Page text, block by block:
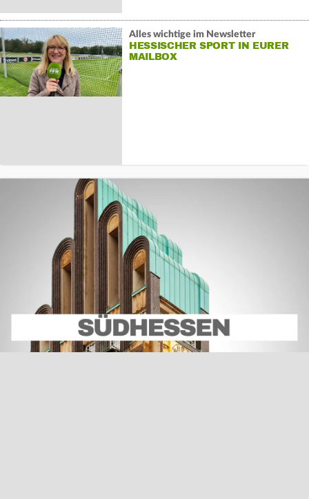
Alles wichtige im Newsletter
HESSISCHER SPORT IN EURER
MAILBOX